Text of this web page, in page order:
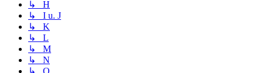
↳ H
↳ I u. J
↳ K
↳ L
↳ M
↳ N
↳ O